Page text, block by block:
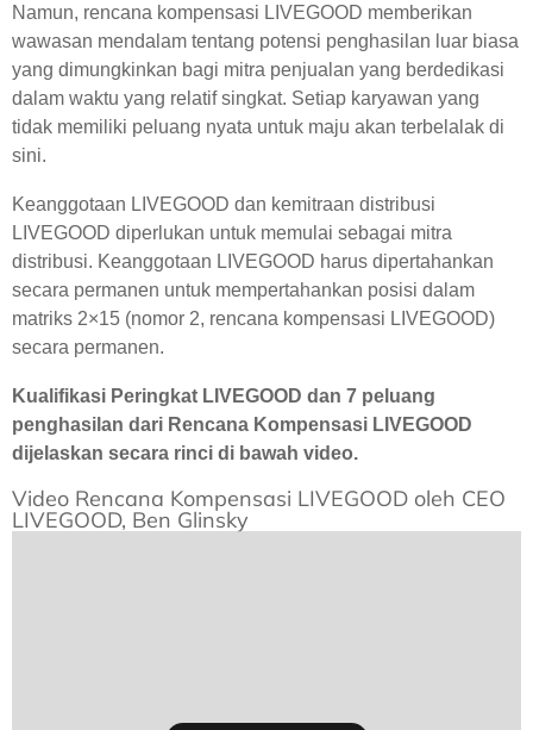
Namun, rencana kompensasi LIVEGOOD memberikan
wawasan mendalam tentang potensi penghasilan luar biasa
yang dimungkinkan bagi mitra penjualan yang berdedikasi
dalam waktu yang relatif singkat. Setiap karyawan yang
tidak memiliki peluang nyata untuk maju akan terbelalak di
sini.
Keanggotaan LIVEGOOD dan kemitraan distribusi
LIVEGOOD diperlukan untuk memulai sebagai mitra
distribusi. Keanggotaan LIVEGOOD harus dipertahankan
secara permanen untuk mempertahankan posisi dalam
matriks 2×15 (nomor 2, rencana kompensasi LIVEGOOD)
secara permanen.
Kualifikasi Peringkat LIVEGOOD dan 7 peluang
penghasilan dari Rencana Kompensasi LIVEGOOD
dijelaskan secara rinci di bawah video.
Video Rencana Kompensasi LIVEGOOD oleh CEO
LIVEGOOD, Ben Glinsky